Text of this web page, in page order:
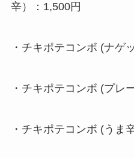
辛）
： 1,500円
・ チキポテコンボ (ナゲ
・ チキポテコンボ (プレ
・ チキポテコンボ (うま